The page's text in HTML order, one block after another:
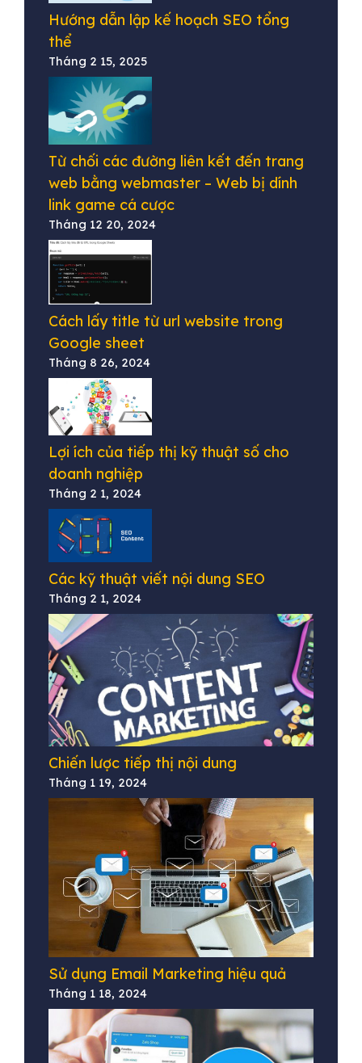
Hướng dẫn lập kế hoạch SEO tổng
thể
Tháng 2 15, 2025
Từ chối các đường liên kết đến trang
web bằng webmaster – Web bị dính
link game cá cược
Tháng 12 20, 2024
Cách lấy title từ url website trong
Google sheet
Tháng 8 26, 2024
Lợi ích của tiếp thị kỹ thuật số cho
doanh nghiệp
Tháng 2 1, 2024
Các kỹ thuật viết nội dung SEO
Tháng 2 1, 2024
Chiến lược tiếp thị nội dung
Tháng 1 19, 2024
Sử dụng Email Marketing hiệu quả
Tháng 1 18, 2024